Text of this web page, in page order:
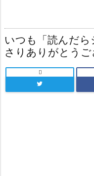
いつも「読んだ
さりありがとうご
